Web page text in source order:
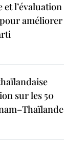
l’évaluation
améliorer
sur les 50